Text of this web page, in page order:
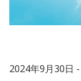
2024年9月30日